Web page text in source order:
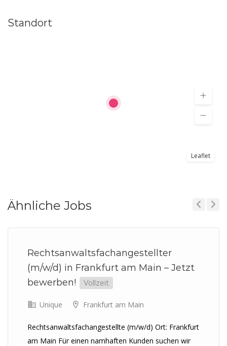
Standort
Leaflet
Ähnliche Jobs
Rechtsanwaltsfachangestellter
(m/w/d) in Frankfurt am Main – Jetzt
bewerben!
Vollzeit
Unique Frankfurt am Main
Rechtsanwaltsfachangestellte (m/w/d) Ort: Frankfurt
am Main Für einen namhaften Kunden suchen wir